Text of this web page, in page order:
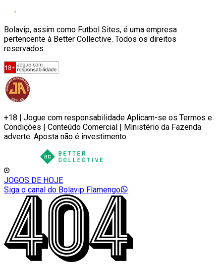
Bolavip, assim como Futbol Sites, é uma empresa
pertencente à Better Collective. Todos os direitos
reservados.
+18 | Jogue com responsabilidade Aplicam-se os Termos e
Condições | Conteúdo Comercial | Ministério da Fazenda
adverte: Aposta não é investimento.
JOGOS DE HOJE
Siga o canal do Bolavip Flamengo